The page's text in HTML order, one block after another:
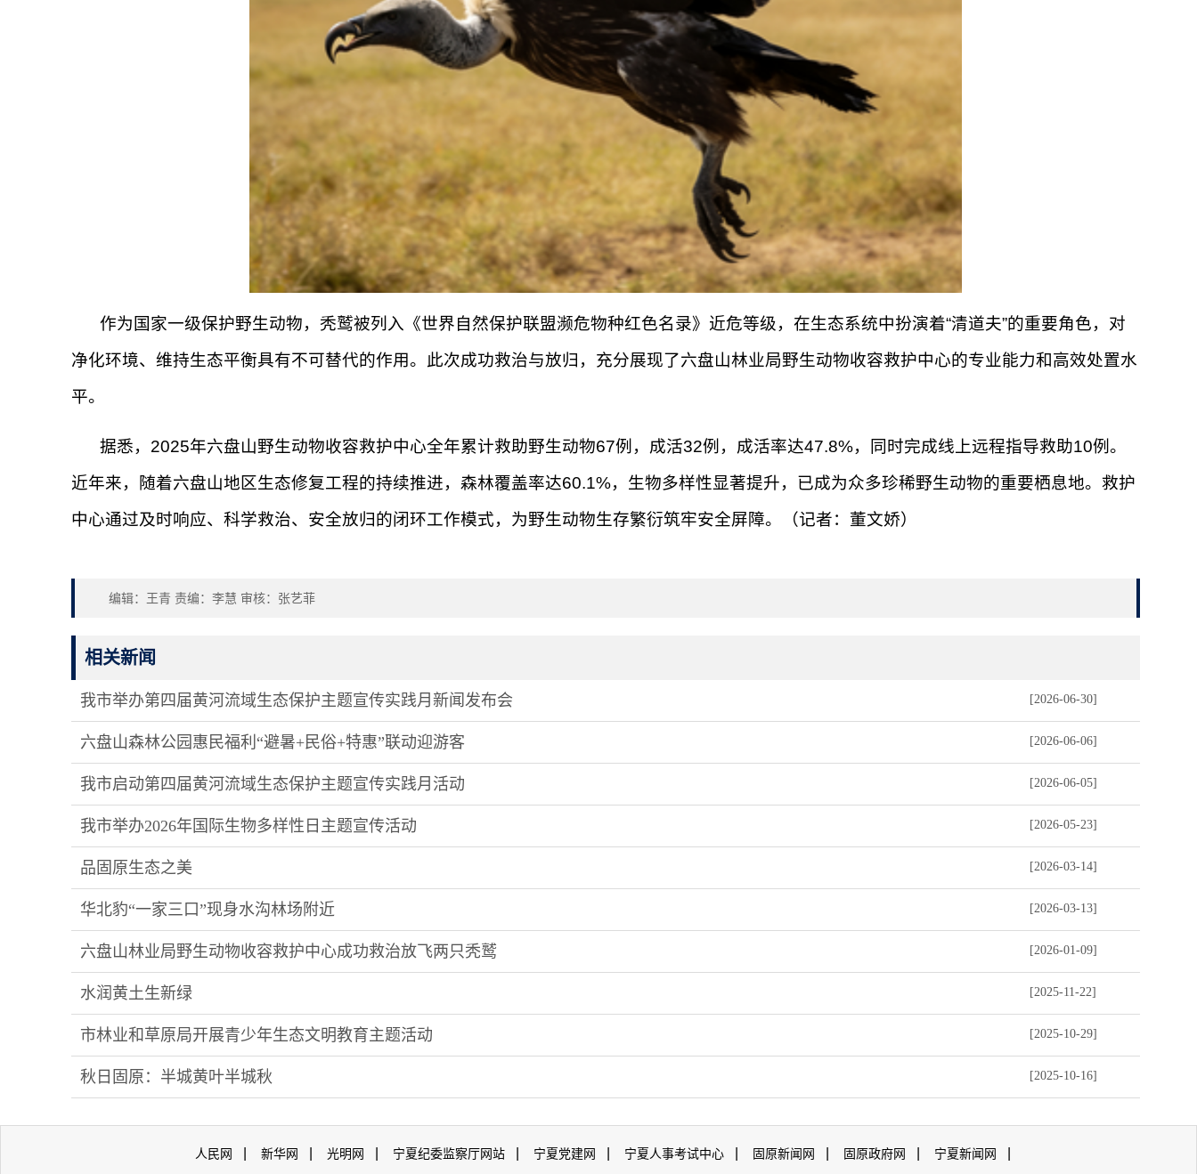
作为国家一级保护野生动物，秃鹫被列入《世界自然保护联盟濒危物种红色名录》近危等级，在生态系统中扮演着“清道夫”的重要角色，对
净化环境、维持生态平衡具有不可替代的作用。此次成功救治与放归，充分展现了六盘山林业局野生动物收容救护中心的专业能力和高效处置水
平。
据悉，2025年六盘山野生动物收容救护中心全年累计救助野生动物67例，成活32例，成活率达47.8%，同时完成线上远程指导救助10例。
近年来，随着六盘山地区生态修复工程的持续推进，森林覆盖率达60.1%，生物多样性显著提升，已成为众多珍稀野生动物的重要栖息地。救护
中心通过及时响应、科学救治、安全放归的闭环工作模式，为野生动物生存繁衍筑牢安全屏障。（记者：董文娇）
编辑：王青 责编：李慧 审核：张艺菲
相关新闻
我市举办第四届黄河流域生态保护主题宣传实践月新闻发布会 [2026-06-30]
六盘山森林公园惠民福利“避暑+民俗+特惠”联动迎游客 [2026-06-06]
我市启动第四届黄河流域生态保护主题宣传实践月活动 [2026-06-05]
我市举办2026年国际生物多样性日主题宣传活动 [2026-05-23]
品固原生态之美 [2026-03-14]
华北豹“一家三口”现身水沟林场附近 [2026-03-13]
六盘山林业局野生动物收容救护中心成功救治放飞两只秃鹫 [2026-01-09]
水润黄土生新绿 [2025-11-22]
市林业和草原局开展青少年生态文明教育主题活动 [2025-10-29]
秋日固原：半城黄叶半城秋 [2025-10-16]
人民网 新华网 光明网 宁夏纪委监察厅网站 宁夏党建网 宁夏人事考试中心 固原新闻网 固原政府网 宁夏新闻网